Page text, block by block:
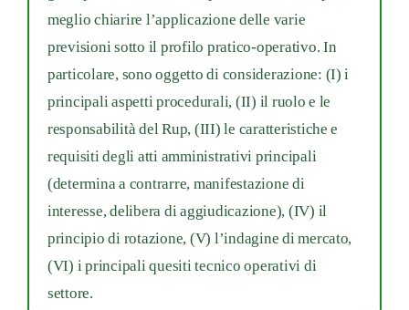
meglio chiarire l’applicazione delle varie
previsioni sotto il profilo pratico-operativo. In
particolare, sono oggetto di considerazione: (I) i
principali aspetti procedurali, (II) il ruolo e le
responsabilità del Rup, (III) le caratteristiche e
requisiti degli atti amministrativi principali
(determina a contrarre, manifestazione di
interesse, delibera di aggiudicazione), (IV) il
principio di rotazione, (V) l’indagine di mercato,
(VI) i principali quesiti tecnico operativi di
settore.